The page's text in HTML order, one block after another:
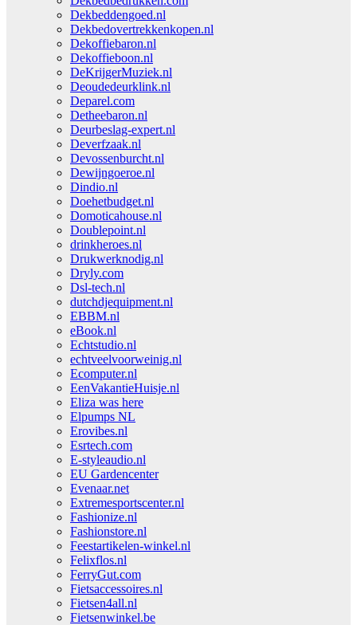
Dekbeddengoed.nl
Dekbedovertrekkenkopen.nl
Dekoffiebaron.nl
Dekoffieboon.nl
DeKrijgerMuziek.nl
Deoudedeurklink.nl
Deparel.com
Detheebaron.nl
Deurbeslag-expert.nl
Deverfzaak.nl
Devossenburcht.nl
Dewijngoeroe.nl
Dindio.nl
Doehetbudget.nl
Domoticahouse.nl
Doublepoint.nl
drinkheroes.nl
Drukwerknodig.nl
Dryly.com
Dsl-tech.nl
dutchdjequipment.nl
EBBM.nl
eBook.nl
Echtstudio.nl
echtveelvoorweinig.nl
Ecomputer.nl
EenVakantieHuisje.nl
Eliza was here
Elpumps NL
Erovibes.nl
Esrtech.com
E-styleaudio.nl
EU Gardencenter
Evenaar.net
Extremesportscenter.nl
Fashionize.nl
Fashionstore.nl
Feestartikelen-winkel.nl
Felixflos.nl
FerryGut.com
Fietsaccessoires.nl
Fietsen4all.nl
Fietsenwinkel.be